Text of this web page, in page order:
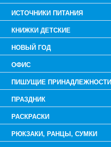
ИСТОЧНИКИ ПИТАНИЯ
КНИЖКИ ДЕТСКИЕ
НОВЫЙ ГОД
ОФИС
ПИШУЩИЕ ПРИНАДЛЕЖНОСТИ
ПРАЗДНИК
РАСКРАСКИ
РЮКЗАКИ, РАНЦЫ, СУМКИ